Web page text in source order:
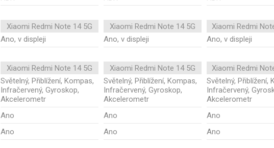
Xiaomi Redmi Note 14 5G Xiaomi Redmi Note 14 5G
Xiaomi Redmi
Ano, v displeji Ano, v displeji Ano, v displeji
Xiaomi Redmi Note 14 5G Xiaomi Redmi Note 14 5G Xiaomi Redmi
Světelný, Přiblížení, Kompas,
Infračervený, Gyroskop,
Akcelerometr
Světelný, Přiblížení, Kompas,
Infračervený, Gyroskop,
Akcelerometr
Světelný, Přiblížení,
Infračervený,
Akcelerometr
Ano Ano
Ano
Ano Ano Ano